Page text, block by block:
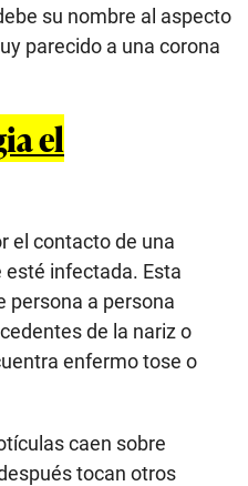
su nombre al aspecto
parecido a una corona
el
el contacto de una
esté infectada. Esta
persona a persona
de la nariz o
enfermo tose o
caen sobre
tocan otros